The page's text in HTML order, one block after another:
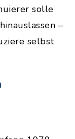
solle
–
selbst